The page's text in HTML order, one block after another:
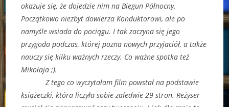
okazuje się, że dojedzie nim na Biegun Północny.
Początkowo niezbyt dowierza Konduktorowi, ale po
namyśle wsiada do pociągu. I tak zaczyna się jego
przygoda podczas, której pozna nowych przyjaciół, a także
nauczy się kilku ważnych rzeczy. Co ważne spotka też
Mikołaja ;).
Z tego co wyczytałam film powstał na podstawie
książeczki, która liczyła sobie zaledwie 29 stron. Reżyser